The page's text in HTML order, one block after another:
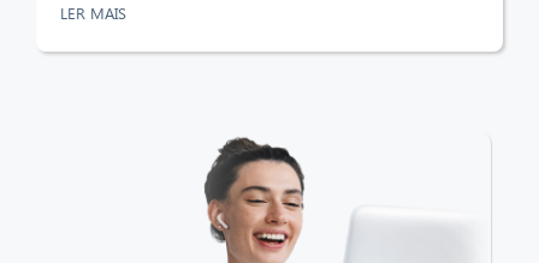
LER MAIS